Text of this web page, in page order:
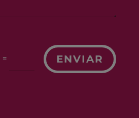
= ENVIAR